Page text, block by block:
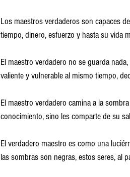
Los maestros verdaderos son capaces
tiempo, dinero, esfuerzo y hasta su vida
El maestro verdadero no se guarda
valiente y vulnerable al mismo tiempo,
El maestro verdadero camina a la
conocimiento, sino les comparte de su
El verdadero maestro es como una
las sombras son negras, estos seres, al